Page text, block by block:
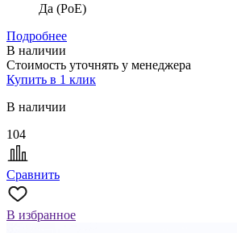
Да (PoE)
Подробнее
В наличии
Стоимость уточнять у менеджера
Купить в 1 клик
В наличии
104
Сравнить
В избранное